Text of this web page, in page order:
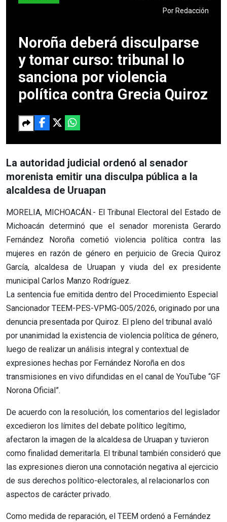
Por Redacción
Noroña deberá disculparse
y tomar curso: tribunal lo
sanciona por violencia
política contra Grecia Quiroz
La autoridad judicial ordenó al senador
morenista emitir una disculpa pública a la
alcaldesa de Uruapan
MORELIA, MICHOACÁN.- El Tribunal Electoral del Estado de
Michoacán determinó que el senador morenista Gerardo
Fernández Noroña cometió violencia política contra las
mujeres en razón de género en perjuicio de Grecia Quiroz
García, alcaldesa de Uruapan y viuda del ex presidente
municipal Carlos Manzo Rodríguez.
La sentencia fue emitida dentro del Procedimiento Especial
Sancionador TEEM-PES-VPMG-005/2026, originado por una
denuncia presentada por Quiroz. El pleno del tribunal avaló
por unanimidad la existencia de violencia política de género,
luego de realizar un análisis integral y contextual de
expresiones hechas por Fernández Noroña en dos
transmisiones en vivo difundidas en el canal de YouTube “GF
Norona Oficial”.
De acuerdo con la resolución, los comentarios del legislador
excedieron los límites del debate político legítimo,
afectaron la imagen de la alcaldesa de Uruapan y tuvieron
como finalidad demeritarla. El tribunal también consideró que
las expresiones dieron una connotación negativa al ejercicio
de sus derechos político-electorales, al relacionarlos con
aspectos de carácter privado.
Como medida de reparación, el TEEM ordenó a Fernández